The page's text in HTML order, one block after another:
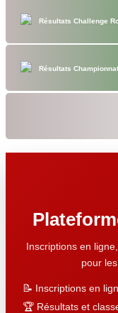
Résultats Challenge
Résultats
Inscriptions en
pour
📝 Inscriptions en
🏆 Résultats et